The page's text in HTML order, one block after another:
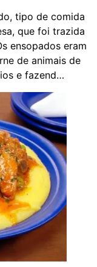
tipo de comida
que foi trazida
ensopados eram
de animais de
e fazend…